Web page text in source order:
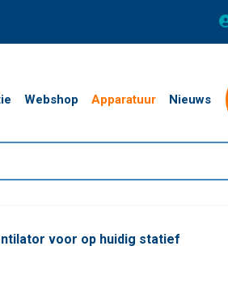
Webshop Apparatuur Nieuws
voor op huidig statief